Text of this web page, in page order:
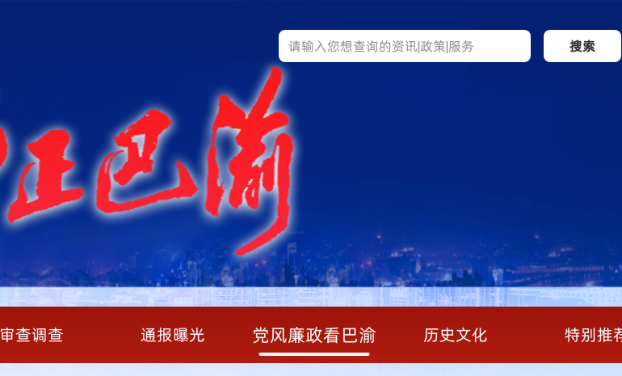
搜索
审查调查 通报曝光 党风廉政看巴渝 历史文化 特别推